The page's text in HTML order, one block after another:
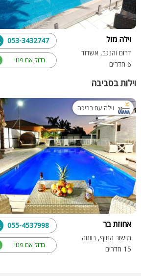
וילה מזל
דרום והנגב, אשדוד
6 חדרים
בדוק אם פנוי
053-3432747
וילות בסביבה
וילה עם בריכה
אחוזת בר
מישור החוף, רווחה
15 חדרים
בדוק אם פנוי
055-4537998